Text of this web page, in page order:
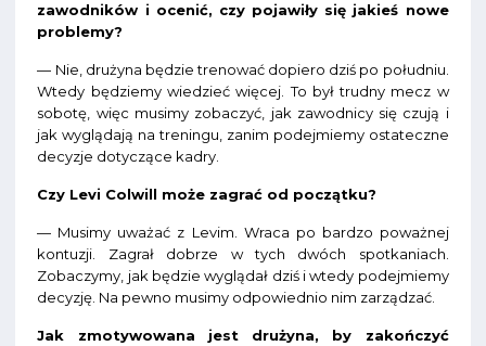
zawodników i ocenić, czy pojawiły się jakieś nowe
problemy?
— Nie, drużyna będzie trenować dopiero dziś po południu.
Wtedy będziemy wiedzieć więcej. To był trudny mecz w
sobotę, więc musimy zobaczyć, jak zawodnicy się czują i
jak wyglądają na treningu, zanim podejmiemy ostateczne
decyzje dotyczące kadry.
Czy Levi Colwill może zagrać od początku?
— Musimy uważać z Levim. Wraca po bardzo poważnej
kontuzji. Zagrał dobrze w tych dwóch spotkaniach.
Zobaczymy, jak będzie wyglądał dziś i wtedy podejmiemy
decyzję. Na pewno musimy odpowiednio nim zarządzać.
Jak zmotywowana jest drużyna, by zakończyć